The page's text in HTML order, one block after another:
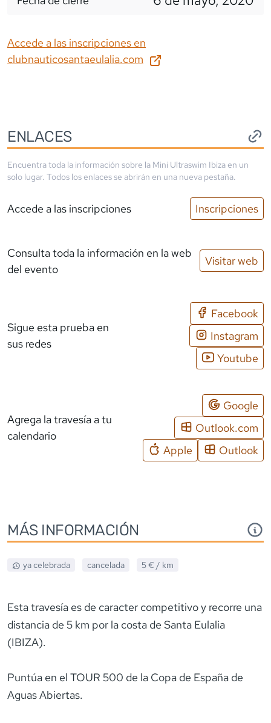
Accede a las inscripciones en
clubnauticosantaeulalia.com
ENLACES
Encuentra toda la información sobre la Mini Ultraswim Ibiza en un
solo lugar. Todos los enlaces se abrirán en una nueva pestaña.
Accede a las inscripciones Inscripciones
Consulta toda la información en la web
del evento
Visitar web
Sigue esta prueba en
sus redes
Facebook
Instagram
Youtube
Agrega la travesía a tu
calendario
Google
Outlook.com
Apple
Outlook
MÁS INFORMACIÓN
ya celebrada cancelada 5 € / km
Esta travesía es de caracter competitivo y recorre una
distancia de 5 km por la costa de Santa Eulalia
(IBIZA).
Puntúa en el TOUR 500 de la Copa de España de
Aguas Abiertas.